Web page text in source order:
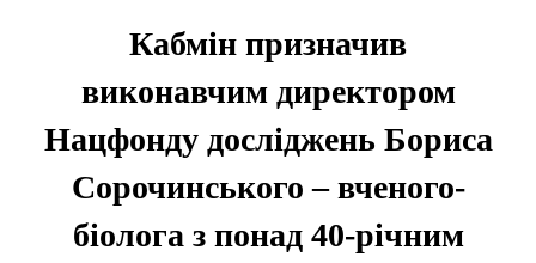
Кабмін призначив
виконавчим директором
Нацфонду досліджень Бориса
Сорочинського – вченого-
біолога з понад 40-річним